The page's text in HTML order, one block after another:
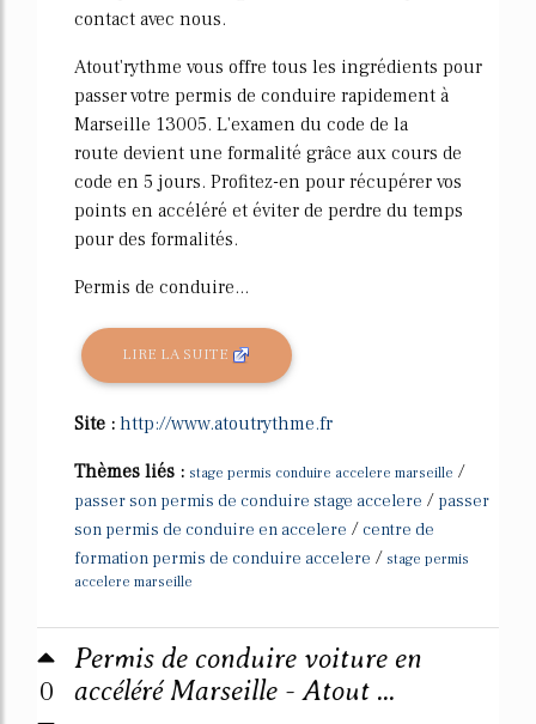
contact avec nous.
Atout'rythme vous offre tous les ingrédients pour
passer votre permis de conduire rapidement à
Marseille 13005. L'examen du code de la
route devient une formalité grâce aux cours de
code en 5 jours. Profitez-en pour récupérer vos
points en accéléré et éviter de perdre du temps
pour des formalités.
Permis de conduire...
LIRE LA SUITE
Site : http://www.atoutrythme.fr
Thèmes liés : stage permis conduire accelere marseille /
passer son permis de conduire stage accelere / passer
son permis de conduire en accelere / centre de
formation permis de conduire accelere / stage permis
accelere marseille
0
Permis de conduire voiture en
accéléré Marseille - Atout ...